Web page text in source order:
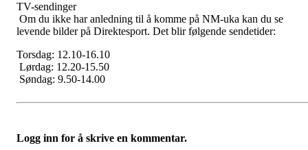
TV-sendinger
Om du ikke har anledning til å komme på NM-uka kan du se
levende bilder på Direktesport. Det blir følgende sendetider:
Torsdag: 12.10-16.10
Lørdag: 12.20-15.50
Søndag: 9.50-14.00
Logg inn for å skrive en kommentar.